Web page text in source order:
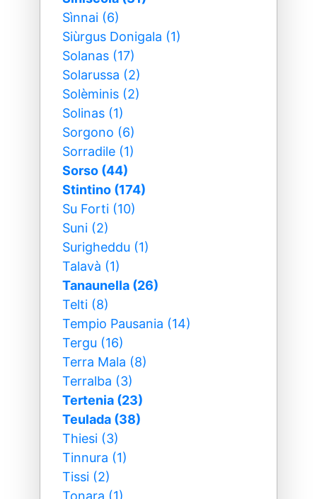
Sìnnai (6)
Siùrgus Donigala (1)
Solanas (17)
Solarussa (2)
Solèminis (2)
Solinas (1)
Sorgono (6)
Sorradile (1)
Sorso (44)
Stintino (174)
Su Forti (10)
Suni (2)
Surigheddu (1)
Talavà (1)
Tanaunella (26)
Telti (8)
Tempio Pausania (14)
Tergu (16)
Terra Mala (8)
Terralba (3)
Tertenia (23)
Teulada (38)
Thiesi (3)
Tinnura (1)
Tissi (2)
Tonara (1)